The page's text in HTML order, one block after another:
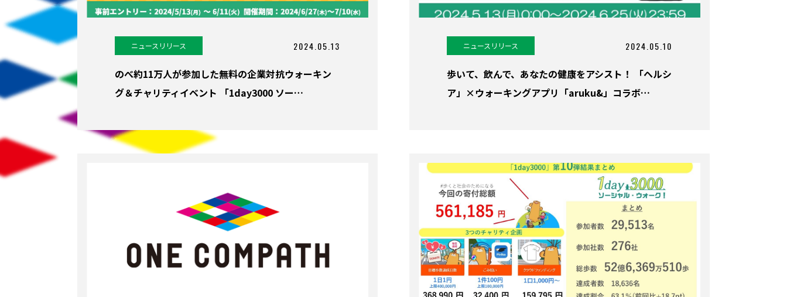
ニュースリリース 2024.05.13
のべ約11万人が参加した無料の企業対抗ウォーキン
グ＆チャリティイベント 「1day3000 ソー…
ニュースリリース 2024.05.10
歩いて、飲んで、あなたの健康をアシスト！ 「ヘルシ
ア」×ウォーキングアプリ「aruku&」コラボ…